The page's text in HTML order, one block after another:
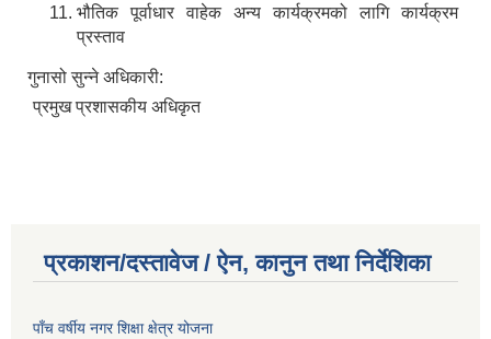
भौतिक पूर्वाधार वाहेक अन्य कार्यक्रमको लागि कार्यक्रम
प्रस्ताव
गुनासो सुन्ने अधिकारी:
प्रमुख प्रशासकीय अधिकृत
प्रकाशन/दस्तावेज / ऐन, कानुन तथा निर्देशिका
पाँच वर्षीय नगर शिक्षा क्षेत्र योजना